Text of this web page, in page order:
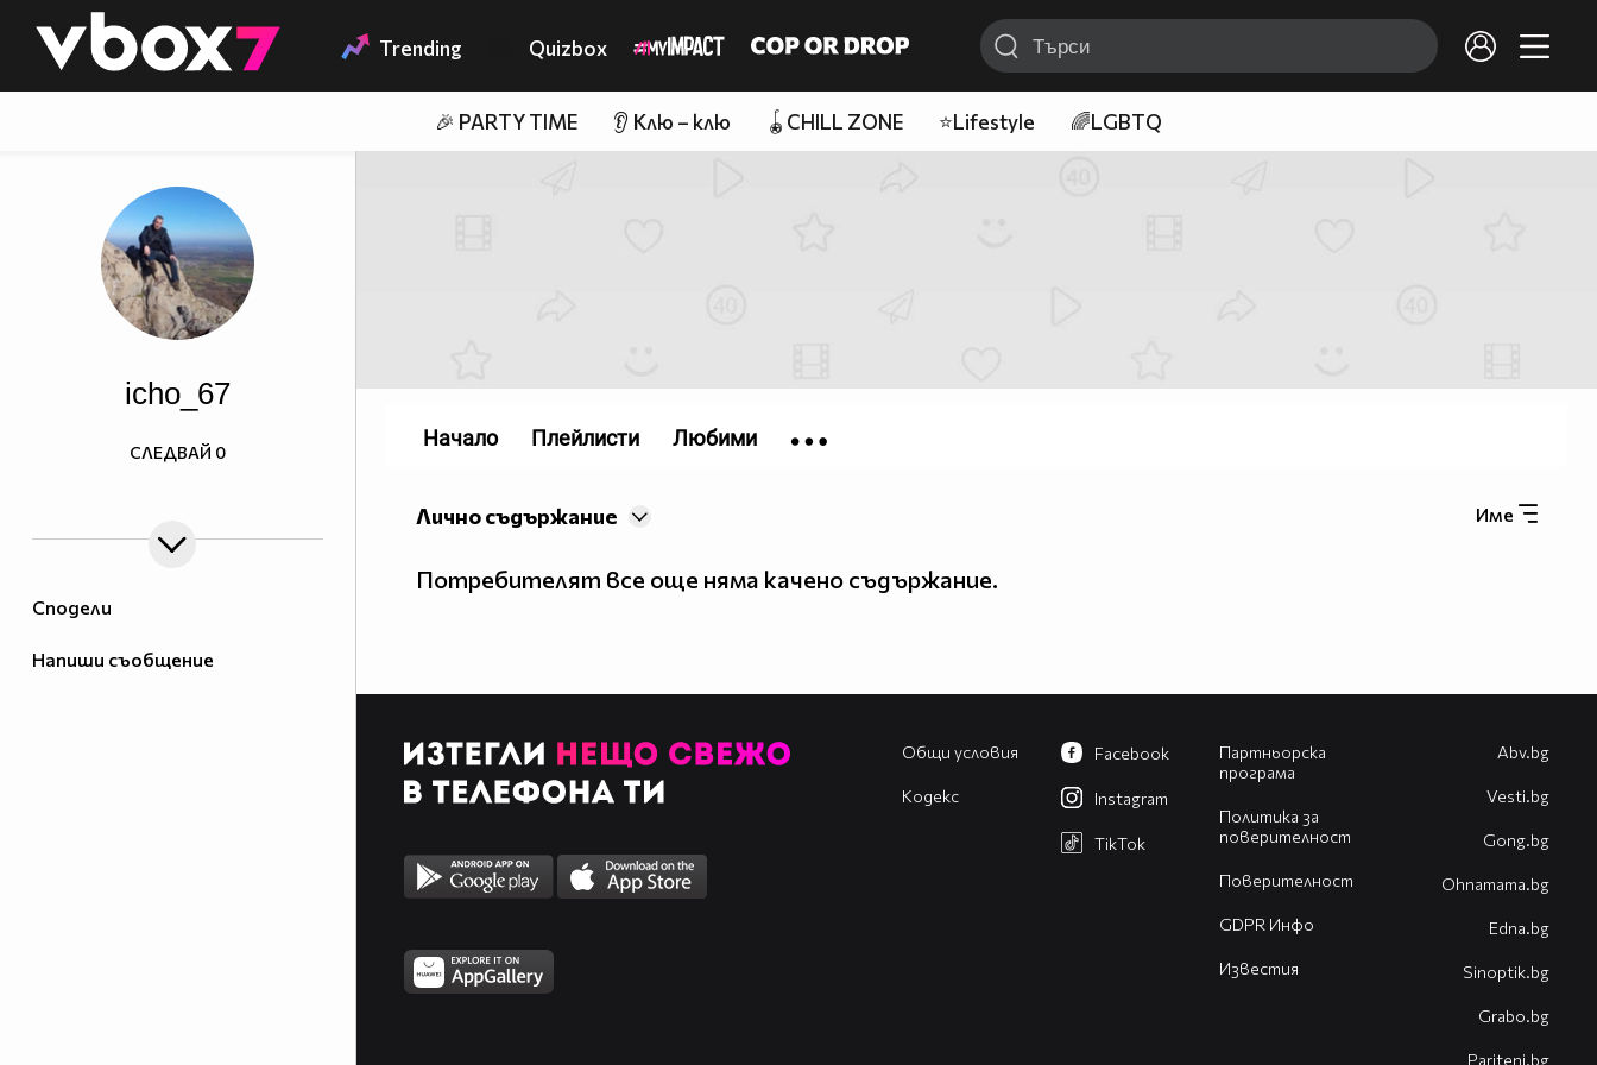
👾 Trending Quizbox
🎉 PARTY TIME 👂 Клю – клю 🪀CHILL ZONE ⭐Lifestyle 🌈LGBTQ
Сподели
Напиши съобщение
icho_67
СЛЕДВАЙ 0
Име
Лично съдържание
Потребителят все още няма качено съдържание.
Начало Плейлисти Любими
Общи условия
Кодекс
Партньорска
програма
Политика за
поверителност
Поверителност
GDPR Инфо
Известия
Facebook
Instagram
TikTok
Abv.bg
Vesti.bg
Gong.bg
Оhnamama.bg
Edna.bg
Sinoptik.bg
Grabo.bg
Pariteni.bg